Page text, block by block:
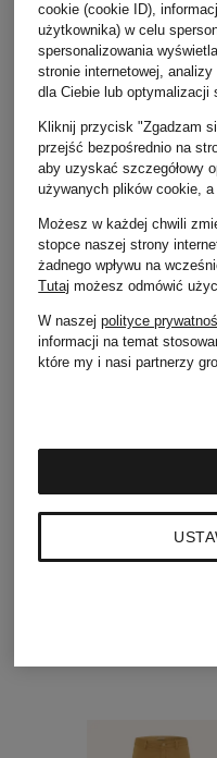
cargo
Fit
2 460
cookie (cookie ID),
użytkownika) w celu
spersonalizowania
stronie internetowej,
dla Ciebie lub optymalizacji
Kliknij przycisk "Zgadzam
przejść bezpośrednio na
aby uzyskać szczegółowy
używanych plików cookie,
Możesz w każdej chwili
stopce naszej strony
żadnego wpływu na
Tutaj możesz odmówić
W naszejpolityce
informacji na temat
które my i nasi partnerzy